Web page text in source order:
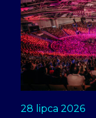
28 lipca 2026